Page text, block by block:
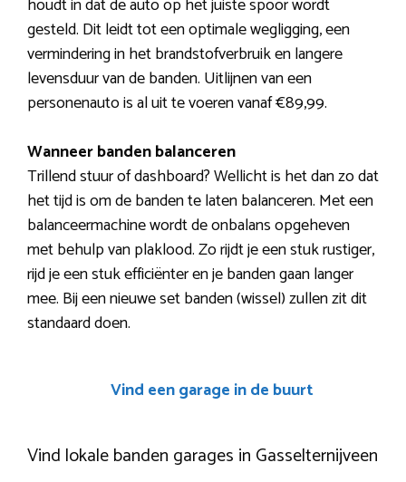
gesteld. Dit leidt tot een optimale wegligging, een
vermindering in het brandstofverbruik en langere
levensduur van de banden. Uitlijnen van een
personenauto is al uit te voeren vanaf €89,99.
Wanneer banden balanceren
Trillend stuur of dashboard? Wellicht is het dan zo dat
het tijd is om de banden te laten balanceren. Met een
balanceermachine wordt de onbalans opgeheven
met behulp van plaklood. Zo rijdt je een stuk rustiger,
rijd je een stuk efficiënter en je banden gaan langer
mee. Bij een nieuwe set banden (wissel) zullen zit dit
standaard doen.
Vind een garage in de buurt
Vind lokale banden garages in Gasselternijveen